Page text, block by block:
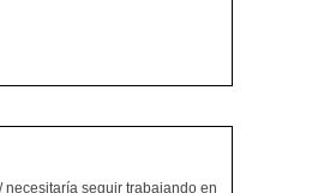
necesitaría seguir trabajando en